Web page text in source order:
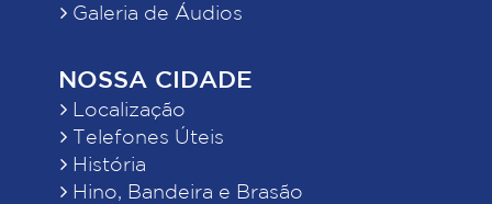
Galeria de Áudios
NOSSA CIDADE
Localização
Telefones Úteis
História
Hino, Bandeira e Brasão